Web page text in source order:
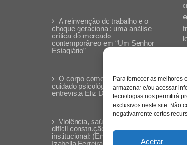
Para fornecer as melhores
armazenar e/ou acessar
tecnologias nos permitirá
exclusivos neste site. Não
negativamente certos
Aceitar
A reinvenção do trabalho e o
choque geracional: uma análise
crítica do mercado
contemporâneo em “Um Senhor
Estagiário”
O corpo como expressão do
cuidado psicológico: (En)Cena
entrevista Eliz Dorneles
Violência, saúde mental e a
difícil construção do acolhimento
institucional: (En)cena entrevista
Izabella Ferreira dos Santos,